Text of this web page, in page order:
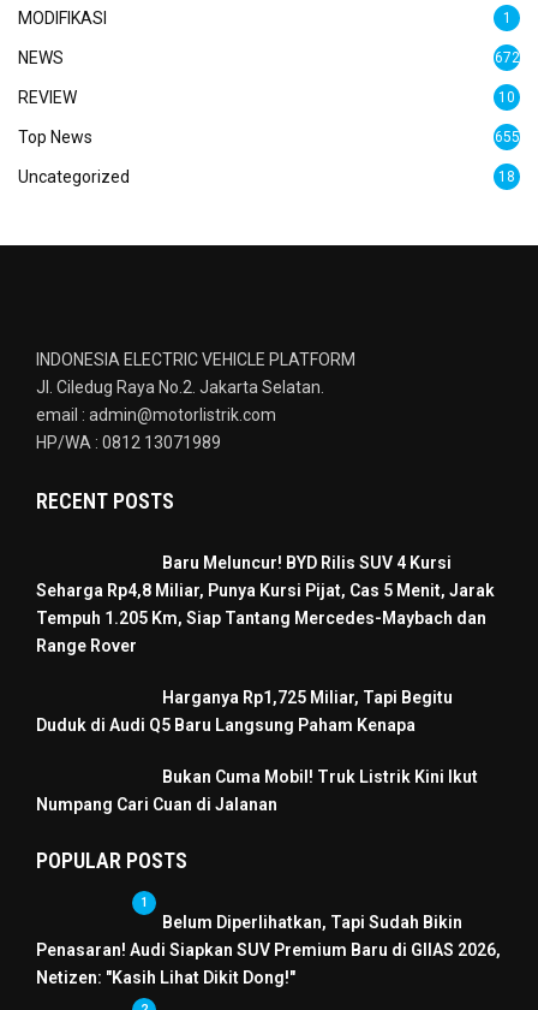
MODIFIKASI 1
NEWS 672
REVIEW 10
Top News 655
Uncategorized 18
INDONESIA ELECTRIC VEHICLE PLATFORM
Jl. Ciledug Raya No.2. Jakarta Selatan.
email : admin@motorlistrik.com
HP/WA : 0812 13071989
RECENT POSTS
Baru Meluncur! BYD Rilis SUV 4 Kursi
Seharga Rp4,8 Miliar, Punya Kursi Pijat, Cas 5 Menit, Jarak
Tempuh 1.205 Km, Siap Tantang Mercedes-Maybach dan
Range Rover
Harganya Rp1,725 Miliar, Tapi Begitu
Duduk di Audi Q5 Baru Langsung Paham Kenapa
Bukan Cuma Mobil! Truk Listrik Kini Ikut
Numpang Cari Cuan di Jalanan
POPULAR POSTS
1
Belum Diperlihatkan, Tapi Sudah Bikin
Penasaran! Audi Siapkan SUV Premium Baru di GIIAS 2026,
Netizen: "Kasih Lihat Dikit Dong!"